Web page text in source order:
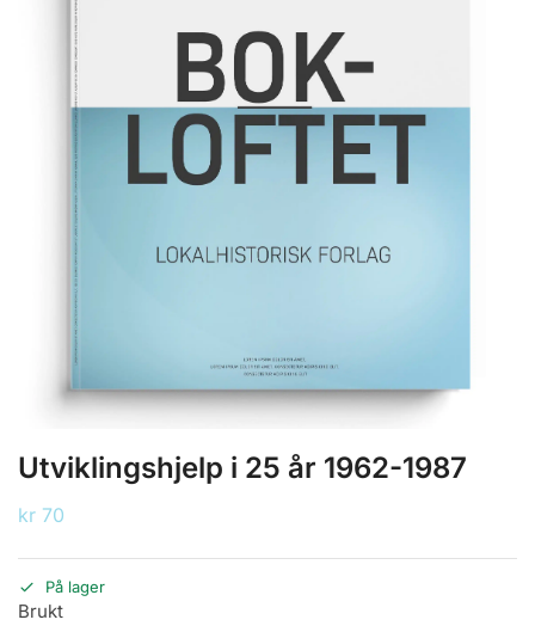
Utviklingshjelp i 25 år 1962-1987
kr 70
På lager
Brukt